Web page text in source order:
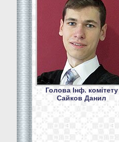
Голова Інф. комітету
Сайков Данил